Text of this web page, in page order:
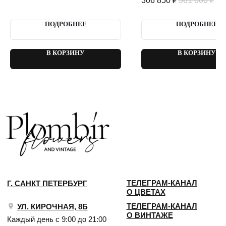
ПОДРОБНЕЕ
В КОРЗИНУ
ПОДРОБНЕЕ
В КОРЗИНУ